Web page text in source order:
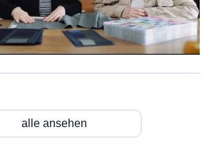
alle ansehen